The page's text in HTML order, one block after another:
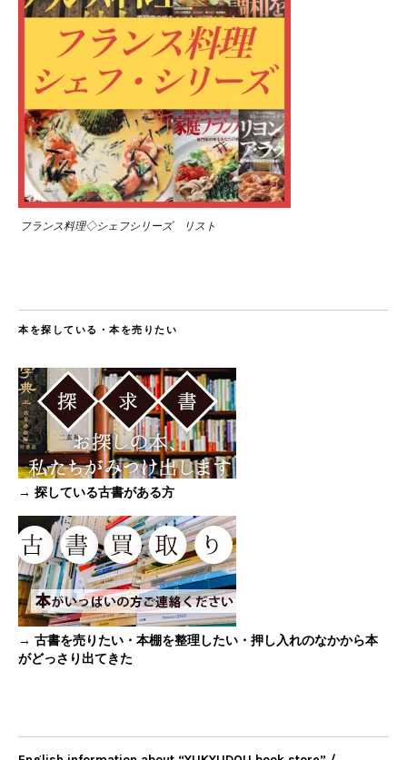
フランス料理◇シェフシリーズ リスト
本を探している・本を売りたい
→ 探している古書がある方
→ 古書を売りたい・本棚を整理したい・押し入れのなかから本
がどっさり出てきた